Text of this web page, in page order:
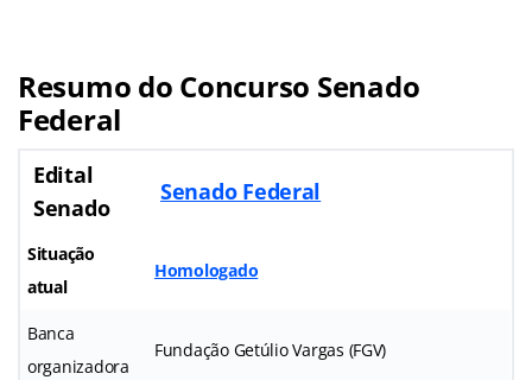
Resumo do Concurso Senado
Federal
Edital
Senado
Senado Federal
Situação
atual
Homologado
Banca
organizadora
Fundação Getúlio Vargas (FGV)